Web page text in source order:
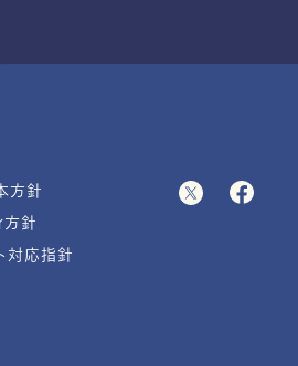
方針
方針
対応指針